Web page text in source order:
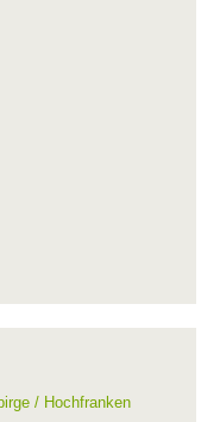
/ Hochfranken